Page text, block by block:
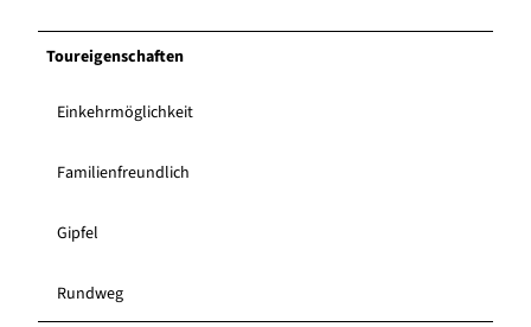
Toureigenschaften
Einkehrmöglichkeit
Familienfreundlich
Gipfel
Rundweg